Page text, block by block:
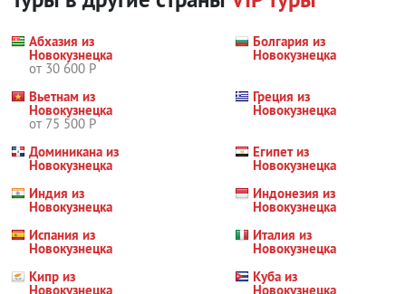
Абхазия из
Новокузнецка
от 30 600 Р
Болгария из
Новокузнецка
Вьетнам из
Новокузнецка
от 75 500 Р
Греция из
Новокузнецка
Доминикана из
Новокузнецка
Египет из
Новокузнецка
Индия из
Новокузнецка
Индонезия из
Новокузнецка
Испания из
Новокузнецка
Италия из
Новокузнецка
Кипр из
Новокузнецка
Куба из
Новокузнецка